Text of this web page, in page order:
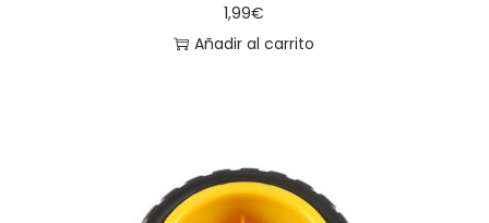
1,99€
Añadir al carrito